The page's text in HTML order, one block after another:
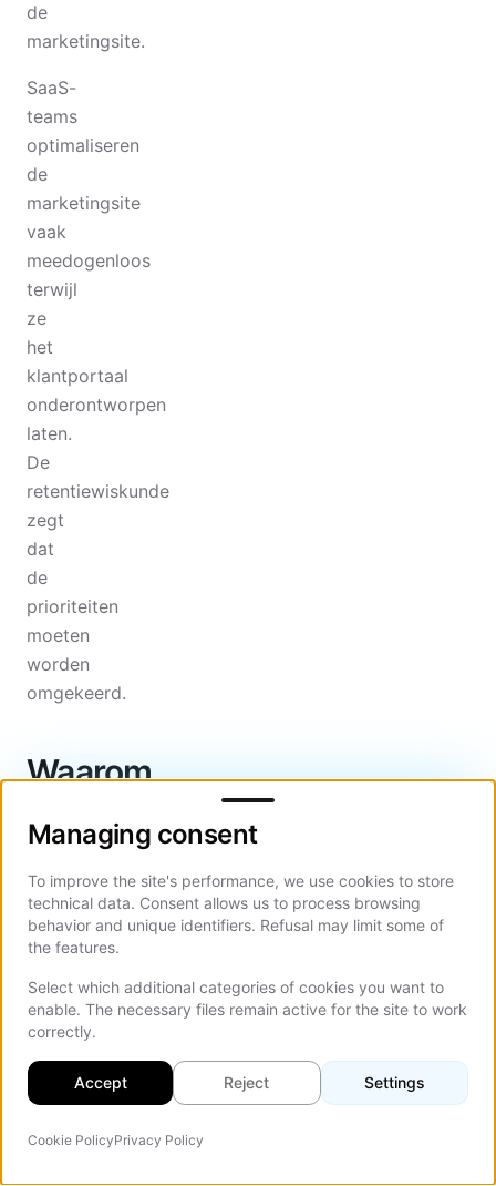
de
marketingsite.
SaaS-
teams
optimaliseren
de
marketingsite
vaak
meedogenloos
terwijl
ze
het
klantportaal
onderontworpen
laten.
De
retentiewiskunde
zegt
dat
de
prioriteiten
moeten
worden
omgekeerd.
Waarom
klantportals
NPS,
retentie
en
ondersteuningsafbuiging
stimuleren
Drie
Managing consent
Managing consent
To improve the site's performance, we use cookies to store
technical data. Consent allows us to process browsing
behavior and unique identifiers. Refusal may limit some of
the features.
Select which additional categories of cookies you want to
enable. The necessary files remain active for the site to work
correctly.
Accept Reject Settings
Cookie PolicyPrivacy Policy